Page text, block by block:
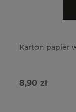
Karton papier
8,90 zł